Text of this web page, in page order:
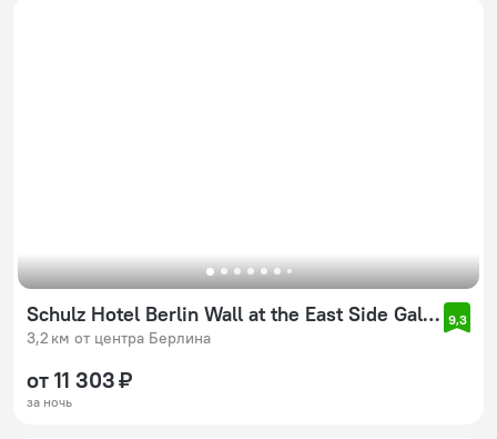
Schulz Hotel Berlin Wall at the East Side Gallery
3,2 км от центра Берлина
9,3
от 11 303 ₽
за ночь